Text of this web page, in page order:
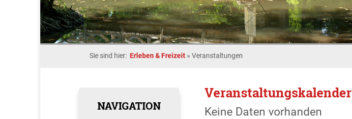
Sie sind hier: Erleben & Freizeit » Veranstaltungen
NAVIGATION
Veranstaltungskalender
Keine Daten vorhanden